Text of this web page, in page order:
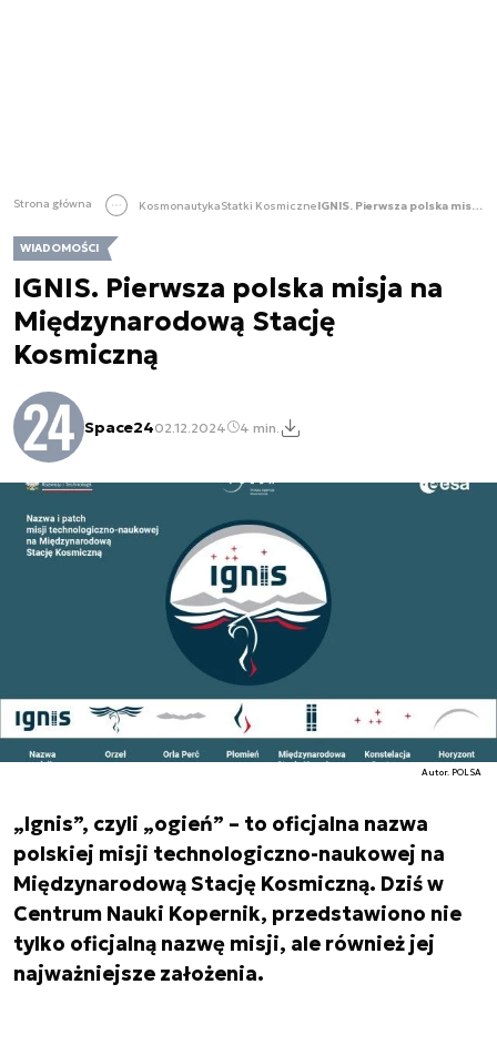
Strona główna KosmonautykaStatki Kosmiczne IGNIS. Pierwsza polska misja na Międzynarodową Stację Kosmiczną
WIADOMOŚCI
IGNIS. Pierwsza polska misja na
Międzynarodową Stację
Kosmiczną
Space2402.12.2024 4 min.
Autor. POLSA
„Ignis”, czyli „ogień” – to oficjalna nazwa
polskiej misji technologiczno-naukowej na
Międzynarodową Stację Kosmiczną. Dziś w
Centrum Nauki Kopernik, przedstawiono nie
tylko oficjalną nazwę misji, ale również jej
najważniejsze założenia.